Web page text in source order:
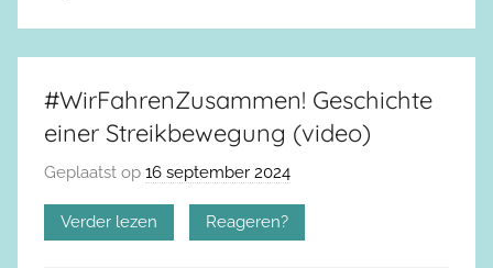
#WirFahrenZusammen! Geschichte
einer Streikbewegung (video)
Geplaatst op 16 september 2024
Verder lezen Reageren?